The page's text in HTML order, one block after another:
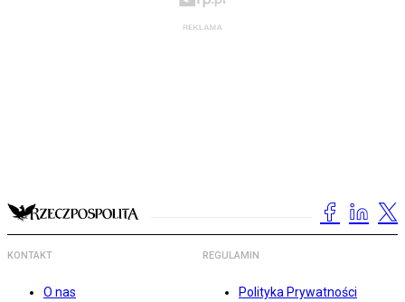
KONTAKT
O nas
REGULAMIN
Polityka Prywatności